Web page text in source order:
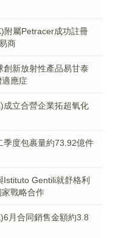
附屬Petracer成功註冊
商
新放射性產品易甘泰
應症
立合營企業拓超氧化
度包裹量約73.92億件
Gentili就舒格利
戰略合作
月合同銷售金額約3.8